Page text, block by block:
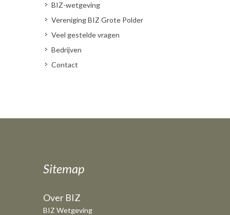
BIZ-wetgeving
Vereniging BIZ Grote Polder
Veel gestelde vragen
Bedrijven
Contact
Sitemap
Over BIZ
BIZ Wetgeving